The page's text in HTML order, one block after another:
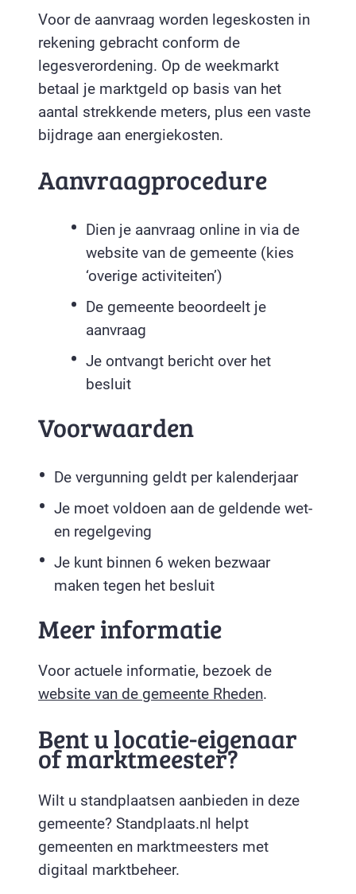
Voor de aanvraag worden legeskosten in
rekening gebracht conform de
legesverordening. Op de weekmarkt
betaal je marktgeld op basis van het
aantal strekkende meters, plus een vaste
bijdrage aan energiekosten.
Aanvraagprocedure
Dien je aanvraag online in via de
website van de gemeente (kies
‘overige activiteiten’)
De gemeente beoordeelt je
aanvraag
Je ontvangt bericht over het
besluit
Voorwaarden
De vergunning geldt per kalenderjaar
Je moet voldoen aan de geldende wet-
en regelgeving
Je kunt binnen 6 weken bezwaar
maken tegen het besluit
Meer informatie
Voor actuele informatie, bezoek de
website van de gemeente Rheden.
Bent u locatie-eigenaar
of marktmeester?
Wilt u standplaatsen aanbieden in deze
gemeente? Standplaats.nl helpt
gemeenten en marktmeesters met
digitaal marktbeheer.